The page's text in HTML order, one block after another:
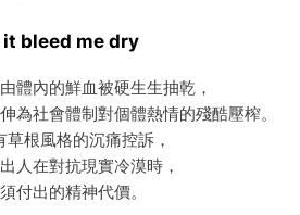
bleed me dry
體內的鮮血被硬生生抽乾，
為社會體制對個體熱情的殘酷壓榨。
草根風格的沉痛控訴，
人在對抗現實冷漠時，
付出的精神代價。